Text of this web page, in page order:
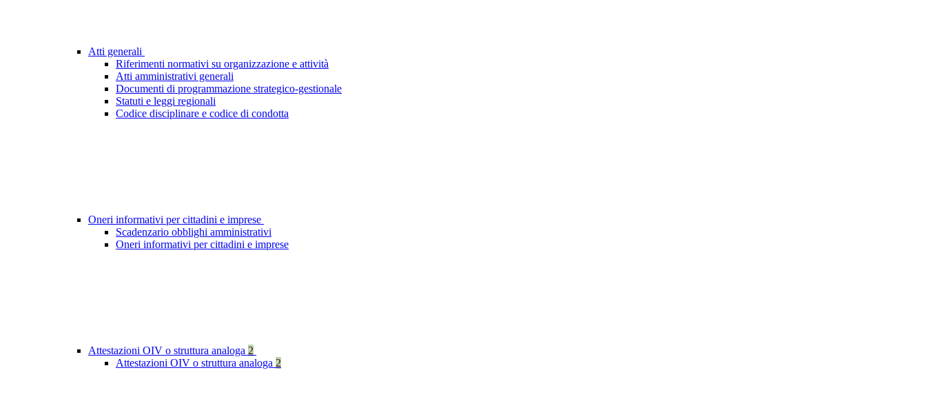
Atti generali
Riferimenti normativi su organizzazione e attività
Atti amministrativi generali
Documenti di programmazione strategico-gestionale
Statuti e leggi regionali
Codice disciplinare e codice di condotta
Oneri informativi per cittadini e imprese
Scadenzario obblighi amministrativi
Oneri informativi per cittadini e imprese
Attestazioni OIV o struttura analoga 2
Attestazioni OIV o struttura analoga 2